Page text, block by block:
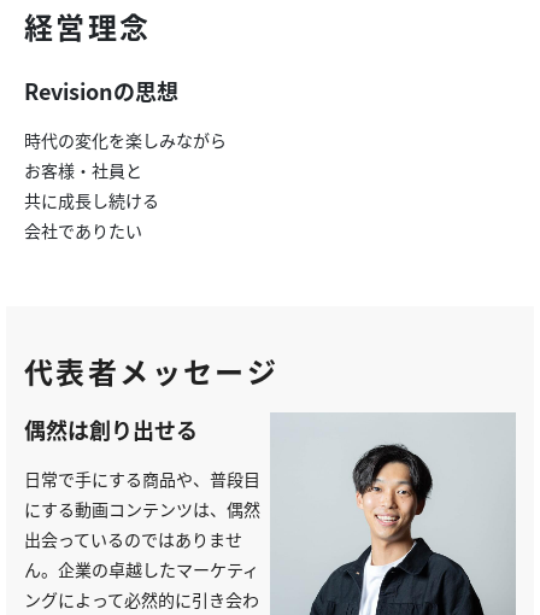
経営理念
Revisionの思想
時代の変化を楽しみながら
お客様・社員と
共に成長し続ける
会社でありたい
代表者メッセージ
偶然は創り出せる
日常で手にする商品や、普段目
にする動画コンテンツは、偶然
出会っているのではありませ
ん。企業の卓越したマーケティ
ングによって必然的に引き会わ